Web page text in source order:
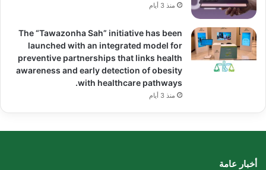
منذ 3 أيام
The “Tawazonha Sah” initiative has been
launched with an integrated model for
preventive partnerships that links health
awareness and early detection of obesity
with healthcare pathways.
منذ 3 أيام
أخبار عامة